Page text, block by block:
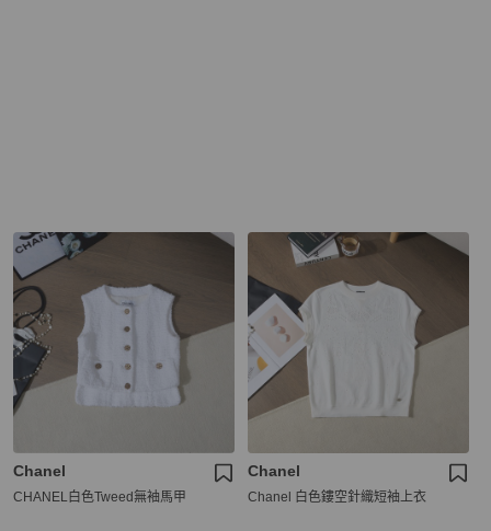
Chanel
CHANEL白色Tweed無袖馬甲
Chanel
Chanel 白色鏤空針織短袖上衣